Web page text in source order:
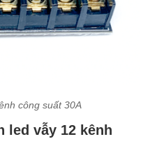
công suất 30A
led vẫy 12 kênh